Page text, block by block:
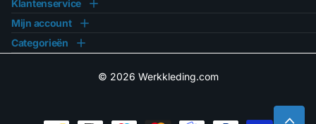
Klantenservice
Mijn account
Categorieën
© 2026 Werkkleding.com